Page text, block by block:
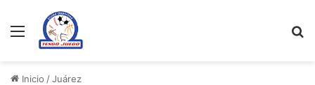
Menu
Inicio /Juárez